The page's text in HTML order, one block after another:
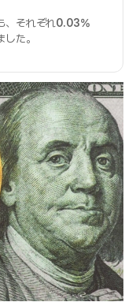
それぞれ 0.03%
た。